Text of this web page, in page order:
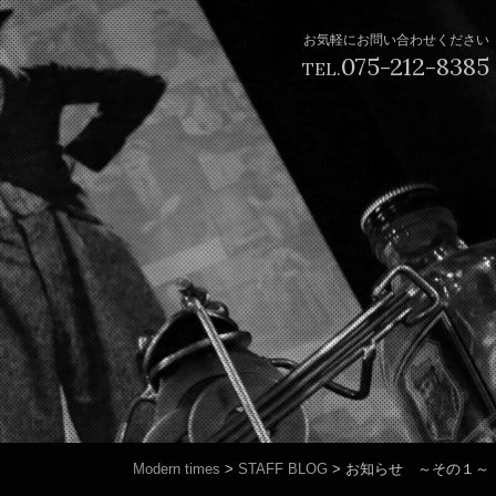
お気軽にお問い合わせください
TEL.075-212-8385
Modern times > STAFF BLOG > お知らせ ～その１～